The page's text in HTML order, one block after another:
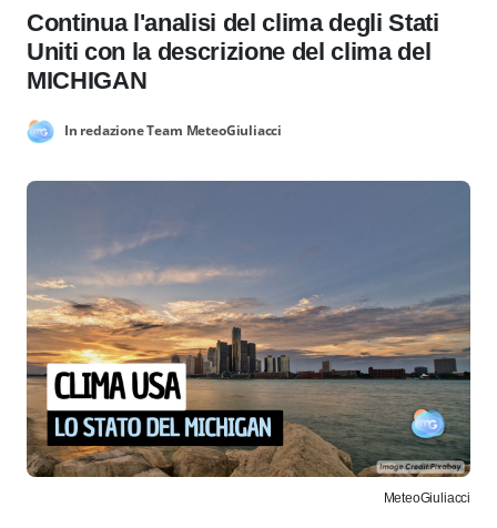
Continua l'analisi del clima degli Stati
Uniti con la descrizione del clima del
MICHIGAN
In redazione Team MeteoGiuliacci
MeteoGiuliacci